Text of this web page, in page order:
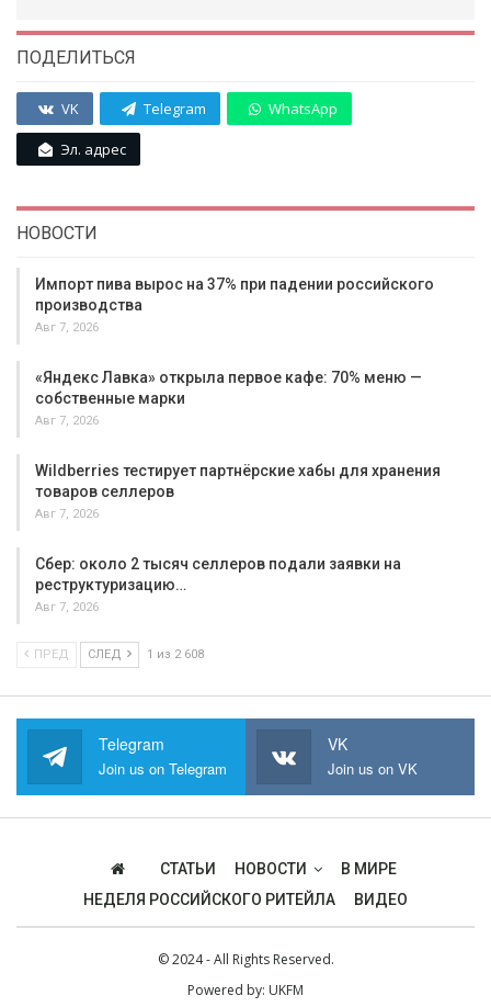
ПОДЕЛИТЬСЯ
VK Telegram WhatsApp
Эл. адрес
НОВОСТИ
Импорт пива вырос на 37% при падении российского
производства
Авг 7, 2026
«Яндекс Лавка» открыла первое кафе: 70% меню —
собственные марки
Авг 7, 2026
Wildberries тестирует партнёрские хабы для хранения
товаров селлеров
Авг 7, 2026
Сбер: около 2 тысяч селлеров подали заявки на
реструктуризацию…
Авг 7, 2026
ПРЕД СЛЕД 1 из 2 608
Telegram
Join us on Telegram
VK
Join us on VK
СТАТЬИ НОВОСТИ
В МИРЕ
НЕДЕЛЯ РОССИЙСКОГО РИТЕЙЛА
ВИДЕО
© 2024 - All Rights Reserved.
Powered by: UKFM